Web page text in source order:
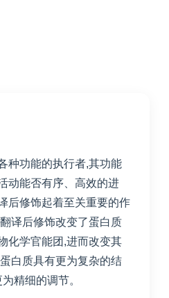
种功能的执行者,其功能
动能否有序、高效的进
后修饰起着至关重要的作
译后修饰改变了蛋白质
化学官能团,进而改变其
白质具有更为复杂的结
精细的调节。